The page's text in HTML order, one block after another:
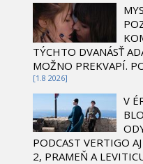
TÝCHTO DVANÁSŤ
MOŽNO PREKVAPÍ.
[1.8 2026]
V
PODCAST VERTIGO
2, PRAMEŇ A